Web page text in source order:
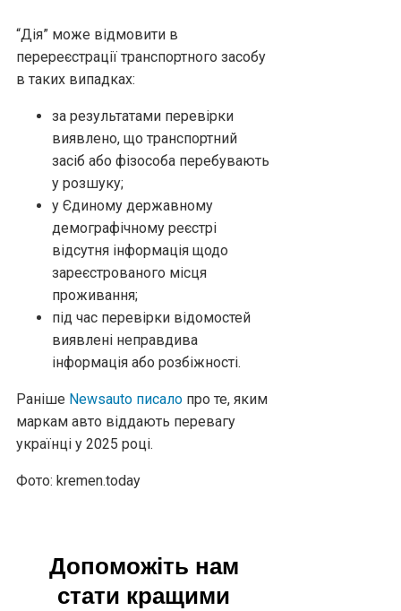
“Дія” може відмовити в
перереєстрації транспортного засобу
в таких випадках:
за результатами перевірки
виявлено, що транспортний
засіб або фізособа перебувають
у розшуку;
у Єдиному державному
демографічному реєстрі
відсутня інформація щодо
зареєстрованого місця
проживання;
під час перевірки відомостей
виявлені неправдива
інформація або розбіжності.
Раніше Newsauto писало про те, яким
маркам авто віддають перевагу
українці у 2025 році.
Фото: kremen.today
Допоможіть нам
стати кращими